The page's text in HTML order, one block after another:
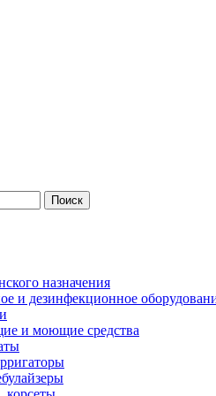
Поиск
назначения
и дезинфекционное
и моющие средства